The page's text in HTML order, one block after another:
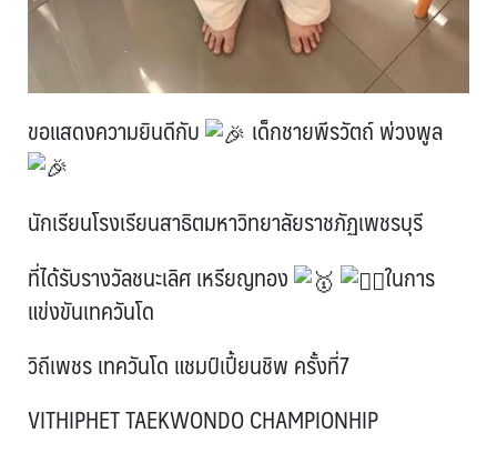
ขอแสดงความยินดีกับ เด็กชายพีรวัตถ์ พ่วงพูล
นักเรียนโรงเรียนสาธิตมหาวิทยาลัยราชภัฏเพชรบุรี
ที่ได้รับรางวัลชนะเลิศ เหรียญทอง
ในการ
แข่งขันเทควันโด
วิถีเพชร เทควันโด แชมป์เปี้ยนชิพ ครั้งที่7
VITHIPHET TAEKWONDO CHAMPIONHIP